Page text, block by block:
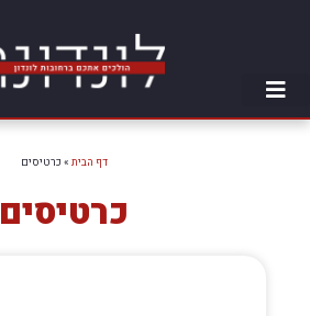
דף הבית » כרטיסים
כרטיסים